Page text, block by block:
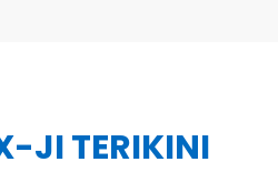
JI TERIKINI